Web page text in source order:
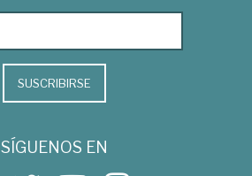
SUSCRIBIRSE
SÍGUENOS EN